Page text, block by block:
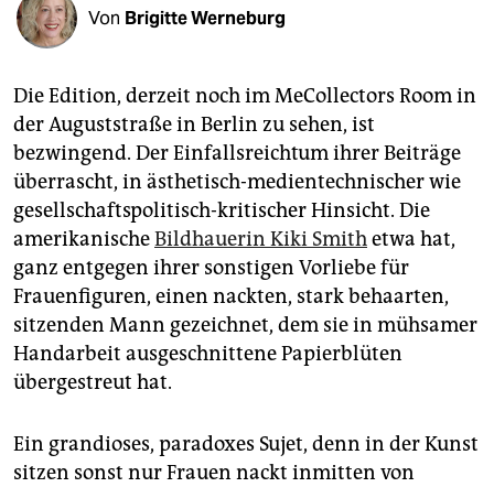
shop
fragen & hilfe
unterstützen
abo
genossenschaft
epaper login
Von Brigitte Werneburg
Die Edition, derzeit noch im MeCollectors Room in
der Auguststraße in Berlin zu sehen, ist
bezwingend. Der Einfallsreichtum ihrer Beiträge
überrascht, in ästhetisch-medientechnischer wie
gesellschaftspolitisch-kritischer Hinsicht. Die
amerikanischeBildhauerin Kiki Smithetwa hat,
ganz entgegen ihrer sonstigen Vorliebe für
Frauenfiguren, einen nackten, stark behaarten,
sitzenden Mann gezeichnet, dem sie in mühsamer
Handarbeit ausgeschnittene Papierblüten
übergestreut hat.
Ein grandioses, paradoxes Sujet, denn in der Kunst
sitzen sonst nur Frauen nackt inmitten von